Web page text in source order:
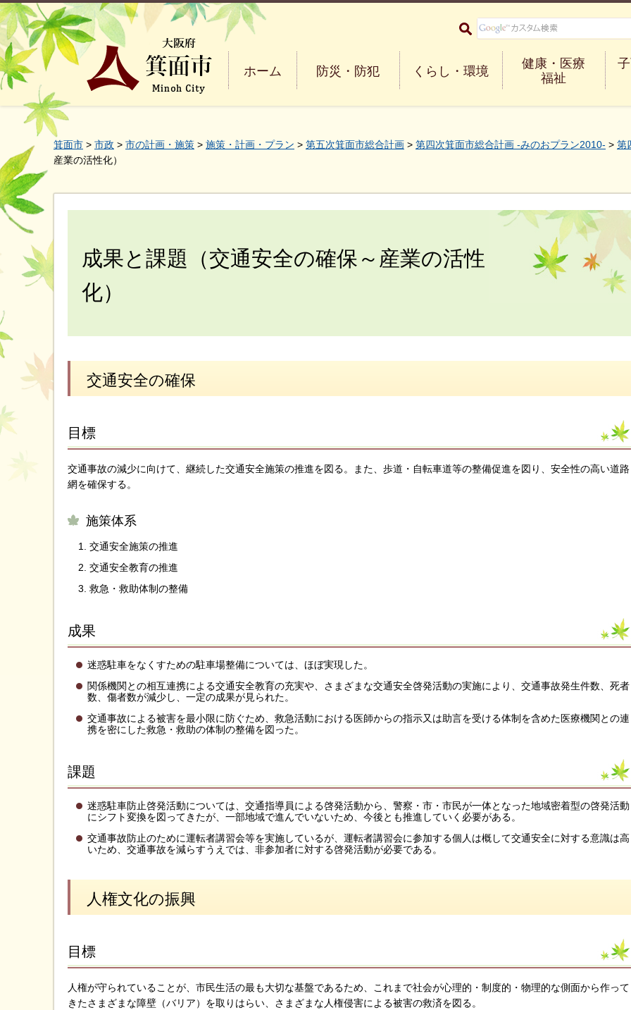
大阪府箕面市 Minoh City
ホーム 防災・防犯 くらし・環境
健康・医療
福祉
箕面市 > 市政 > 市の計画・施策 > 施策・計画・プラン > 第五次箕面市総合計画 > 第四次箕面市総合計画 -みのおプラン2010- > 第
産業の活性化）
成果と課題（交通安全の確保～産業の活性
化）
交通安全の確保
目標
交通事故の減少に向けて、継続した交通安全施策の推進を図る。また、歩道・自転車道等の整備促進を図り、安全性の高い道路
網を確保する。
施策体系
交通安全施策の推進
交通安全教育の推進
救急・救助体制の整備
成果
迷惑駐車をなくすための駐車場整備については、ほぼ実現した。
関係機関との相互連携による交通安全教育の充実や、さまざまな交通安全啓発活動の実施により、交通事故発生件数、死者
数、傷者数が減少し、一定の成果が見られた。
交通事故による被害を最小限に防ぐため、救急活動における医師からの指示又は助言を受ける体制を含めた医療機関との連
携を密にした救急・救助の体制の整備を図った。
課題
迷惑駐車防止啓発活動については、交通指導員による啓発活動から、警察・市・市民が一体となった地域密着型の啓発活動
にシフト変換を図ってきたが、一部地域で進んでいないため、今後とも推進していく必要がある。
交通事故防止のために運転者講習会等を実施しているが、運転者講習会に参加する個人は概して交通安全に対する意識は高
いため、交通事故を減らすうえでは、非参加者に対する啓発活動が必要である。
人権文化の振興
目標
人権が守られていることが、市民生活の最も大切な基盤であるため、これまで社会が心理的・制度的・物理的な側面から作って
きたさまざまな障壁（バリア）を取りはらい、さまざまな人権侵害による被害の救済を図る。